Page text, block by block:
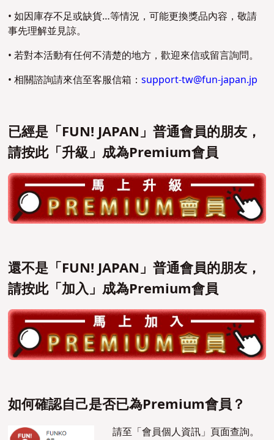
• 如因庫存不足或缺貨…等情況，可能更換獎品內容，敬請
事先理解並見諒。
• 若對本活動有任何不清楚的地方，歡迎來信或留言詢問。
• 相關諮詢請來信至客服信箱：support-tw@fun-japan.jp
已經是「FUN! JAPAN」普通會員的朋友，
請按此「升級」成為Premium會員
還不是「FUN! JAPAN」普通會員的朋友，
請按此「加入」成為Premium會員
如何確認自己是否已為Premium會員？
請至「會員個人資訊」頁面查詢。